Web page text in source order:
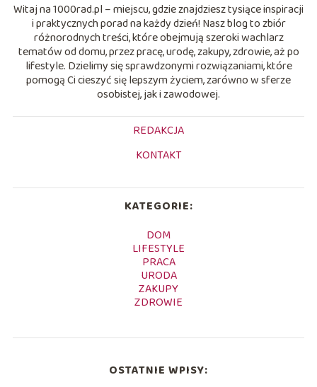
Witaj na 1000rad.pl – miejscu, gdzie znajdziesz tysiące inspiracji
i praktycznych porad na każdy dzień! Nasz blog to zbiór
różnorodnych treści, które obejmują szeroki wachlarz
tematów od domu, przez pracę, urodę, zakupy, zdrowie, aż po
lifestyle. Dzielimy się sprawdzonymi rozwiązaniami, które
pomogą Ci cieszyć się lepszym życiem, zarówno w sferze
osobistej, jak i zawodowej.
REDAKCJA
KONTAKT
KATEGORIE:
DOM
LIFESTYLE
PRACA
URODA
ZAKUPY
ZDROWIE
OSTATNIE WPISY: